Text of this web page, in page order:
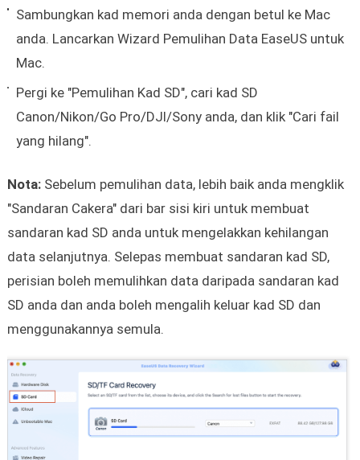
Sambungkan kad memori anda dengan betul ke Mac
anda. Lancarkan Wizard Pemulihan Data EaseUS untuk
Mac.
Pergi ke "Pemulihan Kad SD", cari kad SD
Canon/Nikon/Go Pro/DJI/Sony anda, dan klik "Cari fail
yang hilang".
Nota:Sebelum pemulihan data, lebih baik anda mengklik
"Sandaran Cakera" dari bar sisi kiri untuk membuat
sandaran kad SD anda untuk mengelakkan kehilangan
data selanjutnya. Selepas membuat sandaran kad SD,
perisian boleh memulihkan data daripada sandaran kad
SD anda dan anda boleh mengalih keluar kad SD dan
menggunakannya semula.